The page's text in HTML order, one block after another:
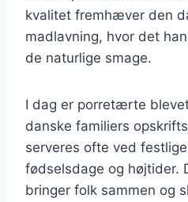
kvalitet fremhæver den
madlavning, hvor det
de naturlige smage.
I dag er porretærte
danske familiers
serveres ofte ved
fødselsdage og højtider.
bringer folk sammen og